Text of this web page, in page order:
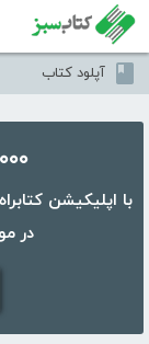
آپلود کتاب
۵۰،۰۰۰
در